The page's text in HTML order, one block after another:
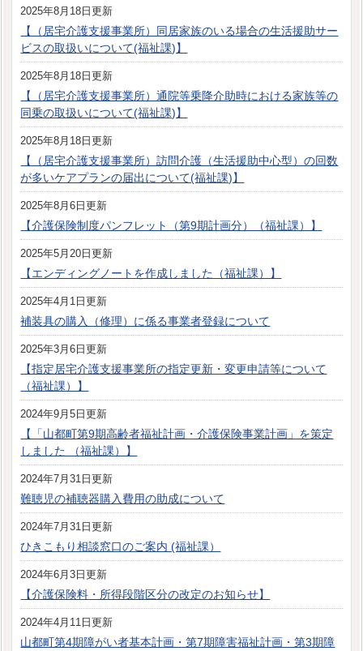
2025年8月18日更新
【（居宅介護支援事業所）同居家族のいる場合の生活援助サー
ビスの取扱いについて(福祉課)】
2025年8月18日更新
【（居宅介護支援事業所）通院等乗降介助時における家族等の
同乗の取扱いについて(福祉課)】
2025年8月18日更新
【（居宅介護支援事業所）訪問介護（生活援助中心型）の回数
が多いケアプランの届出について(福祉課)】
2025年8月6日更新
【介護保険制度パンフレット（第9期計画分）（福祉課）】
2025年5月20日更新
【エンディングノートを作成しました（福祉課）】
2025年4月1日更新
補装具の購入（修理）に係る事業者登録について
2025年3月6日更新
【指定居宅介護支援事業所の指定更新・変更申請等について
（福祉課）】
2024年9月5日更新
【「山都町第9期高齢者福祉計画・介護保険事業計画」を策定
しました （福祉課）】
2024年7月31日更新
難聴児の補聴器購入費用の助成について
2024年7月31日更新
ひきこもり相談窓口のご案内 (福祉課）
2024年6月3日更新
【介護保険料・所得段階区分の改定のお知らせ】
2024年4月11日更新
山都町第4期障がい者基本計画・第7期障害福祉計画・第3期障